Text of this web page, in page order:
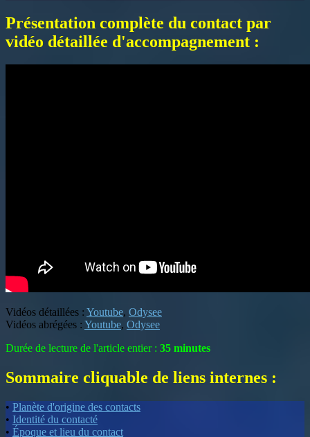
Présentation complète du contact par
vidéo détaillée d'accompagnement :
Vidéos détaillées : Youtube, Odysee
Vidéos abrégées : Youtube, Odysee
Durée de lecture de l'article entier : 35 minutes
Sommaire cliquable de liens internes :
• Planète d'origine des contacts
• Identité du contacté
• Époque et lieu du contact